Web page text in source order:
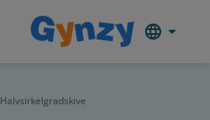
Halvsirkelgradskive